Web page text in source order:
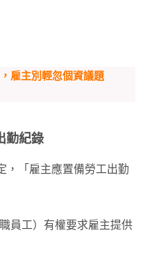
雇主別輕忽個資議題
勤紀錄
，「雇主應置備勞工出勤
員工）有權要求雇主提供